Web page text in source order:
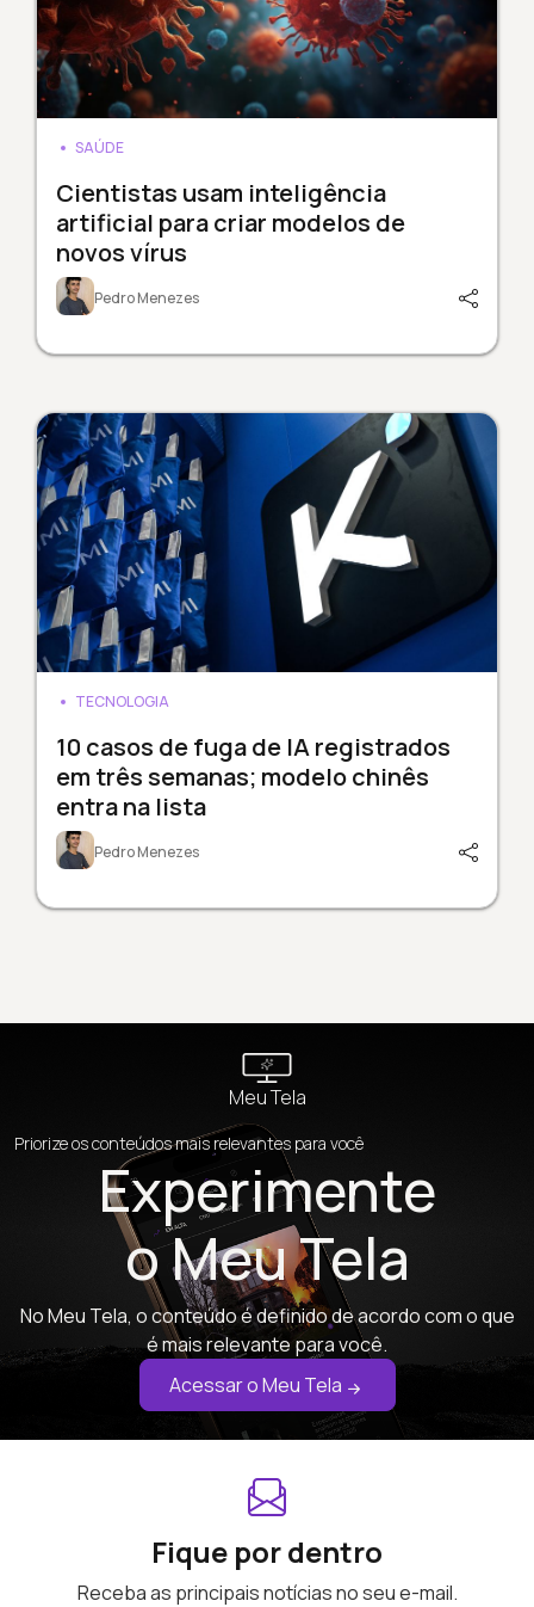
SAÚDE
Cientistas usam inteligência
artificial para criar modelos de
novos vírus
Pedro Menezes
TECNOLOGIA
10 casos de fuga de IA registrados
em três semanas; modelo chinês
entra na lista
Pedro Menezes
Meu Tela
Priorize os conteúdos mais relevantes para você
Experimente
o Meu Tela
No Meu Tela, o conteúdo é definido de acordo com o que
é mais relevante para você.
Acessar o Meu Tela
Fique por dentro
Receba as principais notícias no seu e-mail.